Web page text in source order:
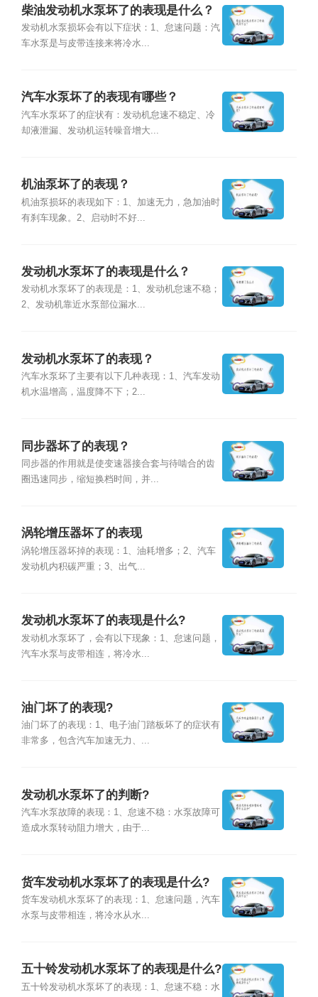
柴油发动机水泵坏了的表现是什么？
发动机水泵损坏会有以下症状：1、怠速问题：汽
车水泵是与皮带连接来将冷水...
汽车水泵坏了的表现有哪些？
汽车水泵坏了的症状有：发动机怠速不稳定、冷
却液泄漏、发动机运转噪音增大...
机油泵坏了的表现？
机油泵损坏的表现如下：1、加速无力，急加油时
有刹车现象。2、启动时不好...
发动机水泵坏了的表现是什么？
发动机水泵坏了的表现是：1、发动机怠速不稳；
2、发动机靠近水泵部位漏水...
发动机水泵坏了的表现？
汽车水泵坏了主要有以下几种表现：1、汽车发动
机水温增高，温度降不下；2...
同步器坏了的表现？
同步器的作用就是使变速器接合套与待啮合的齿
圈迅速同步，缩短换档时间，并...
涡轮增压器坏了的表现
涡轮增压器坏掉的表现：1、油耗增多；2、汽车
发动机内积碳严重；3、出气...
发动机水泵坏了的表现是什么?
发动机水泵坏了，会有以下现象：1、怠速问题，
汽车水泵与皮带相连，将冷水...
油门坏了的表现?
油门坏了的表现：1、电子油门踏板坏了的症状有
非常多，包含汽车加速无力、...
发动机水泵坏了的判断?
汽车水泵故障的表现：1、怠速不稳：水泵故障可
造成水泵转动阻力增大，由于...
货车发动机水泵坏了的表现是什么?
货车发动机水泵坏了的表现：1、怠速问题，汽车
水泵与皮带相连，将冷水从水...
五十铃发动机水泵坏了的表现是什么?
五十铃发动机水泵坏了的表现：1、怠速不稳：水